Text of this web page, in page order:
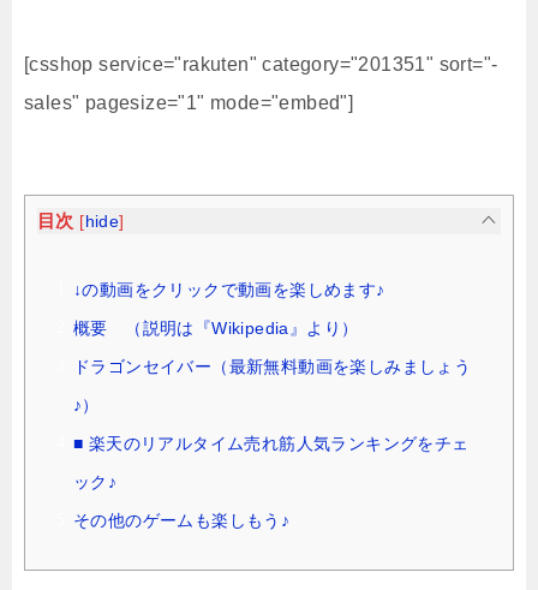
[csshop service="rakuten" category="201351" sort="-
sales" pagesize="1" mode="embed"]
目次 [ hide]
↓の動画をクリックで動画を楽しめます♪
概要 （説明は『Wikipedia』より）
ドラゴンセイバー（最新無料動画を楽しみましょう
♪）
■ 楽天のリアルタイム売れ筋人気ランキングをチェ
ック♪
その他のゲームも楽しもう♪